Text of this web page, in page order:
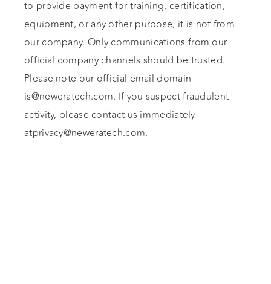
to provide payment for training, certification,
equipment, or any other purpose, it is not from
our company. Only communications from our
official company channels should be trusted.
Please note our official email domain
is@neweratech.com. If you suspect fraudulent
activity, please contact us immediately
atprivacy@neweratech.com.